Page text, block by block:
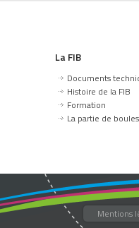
La FIB
Documents
Histoire de la FIB
Formation
La partie de boules
Mentions